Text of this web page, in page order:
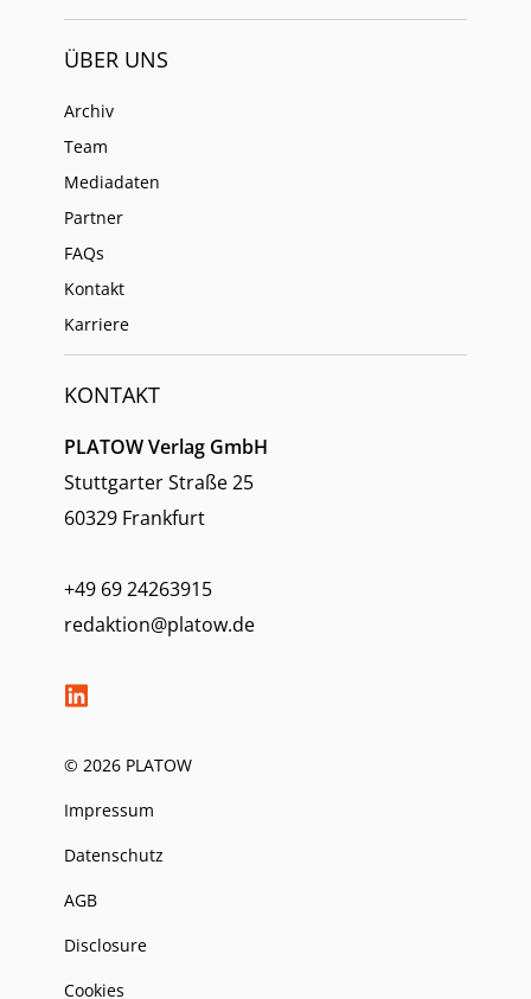
ÜBER UNS
Archiv
Team
Mediadaten
Partner
FAQs
Kontakt
Karriere
KONTAKT
PLATOW Verlag GmbH
Stuttgarter Straße 25
60329 Frankfurt
+49 69 24263915
redaktion@platow.de
© 2026 PLATOW
Impressum
Datenschutz
AGB
Disclosure
Cookies